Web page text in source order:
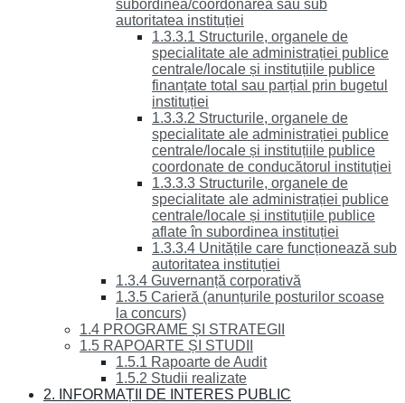
subordinea/coordonarea sau sub
autoritatea instituției
1.3.3.1 Structurile, organele de
specialitate ale administrației publice
centrale/locale și instituțiile publice
finanțate total sau parțial prin bugetul
instituției
1.3.3.2 Structurile, organele de
specialitate ale administrației publice
centrale/locale și instituțiile publice
coordonate de conducătorul instituției
1.3.3.3 Structurile, organele de
specialitate ale administrației publice
centrale/locale și instituțiile publice
aflate în subordinea instituției
1.3.3.4 Unitățile care funcționează sub
autoritatea instituției
1.3.4 Guvernanță corporativă
1.3.5 Carieră (anunțurile posturilor scoase
la concurs)
1.4 PROGRAME ȘI STRATEGII
1.5 RAPOARTE ȘI STUDII
1.5.1 Rapoarte de Audit
1.5.2 Studii realizate
2. INFORMAȚII DE INTERES PUBLIC